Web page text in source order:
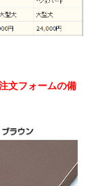
文フォームの備